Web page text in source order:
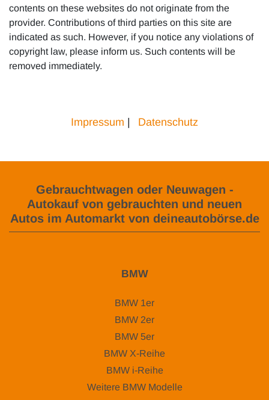
contents on these websites do not originate from the
provider. Contributions of third parties on this site are
indicated as such. However, if you notice any violations of
copyright law, please inform us. Such contents will be
removed immediately.
Impressum Datenschutz
Gebrauchtwagen oder Neuwagen -
Autokauf von gebrauchten und neuen
Autos im Automarkt von deineautobörse.de
BMW
BMW 1er
BMW 2er
BMW 5er
BMW X-Reihe
BMW i-Reihe
Weitere BMW Modelle